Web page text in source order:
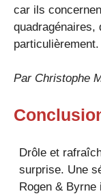
car ils
quadragénaires,
particulièrement.
Par Christophe
Drôle et
surprise. Une
Rogen &